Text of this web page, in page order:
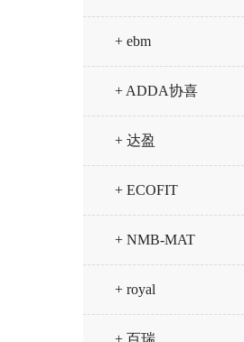
+ ebm
+ ADDA协喜
+ 达盈
+ ECOFIT
+ NMB-MAT
+ royal
+ 百瑞